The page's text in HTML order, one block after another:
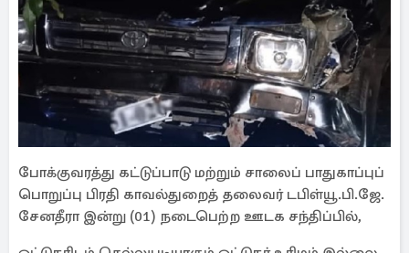
போக்குவரத்து கட்டுப்பாடு மற்றும் சாலைப் பாதுகாப்புப்
பொறுப்பு பிரதி காவல்துறைத் தலைவர் டபிள்யூ.பி.ஜே.
சேனதீரா இன்று (01) நடைபெற்ற ஊடக சந்திப்பில்,